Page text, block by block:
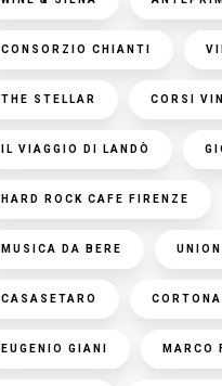
CONSORZIO CHIANTI
THE STELLAR CORSI
IL VIAGGIO DI LANDÒ
HARD ROCK CAFE FIRENZE
MUSICA DA BERE
CASASETARO CORTONA
EUGENIO GIANI MARCO